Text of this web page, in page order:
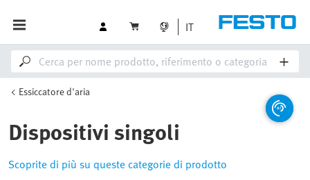
IT
Essiccatore d'aria
Dispositivi singoli
Scoprite di più su queste categorie di prodotto